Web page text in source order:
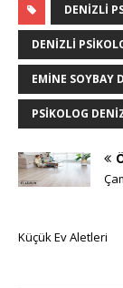
DENIZLI
DENIZLI
EMINE SOYBAY
PSIKOLOG
Küçük Ev Aletleri